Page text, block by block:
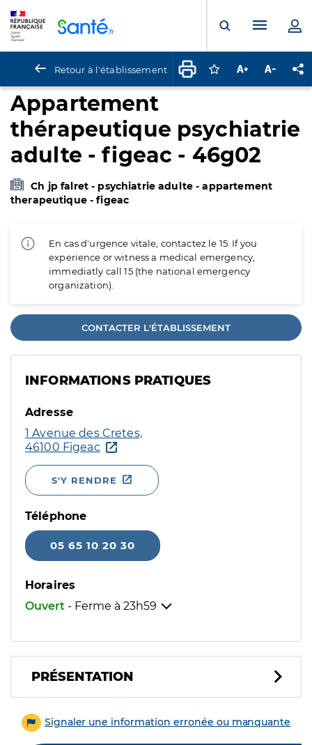
Ouvrir laMenu
Retour à l'établissement Connectez-vous
Augmenter la
Appartement
thérapeutique psychiatrie
adulte - figeac - 46g02
Ch jp falret - psychiatrie adulte - appartement
therapeutique - figeac
En cas d'urgence vitale, contactez le 15. If you
experience or witness a medical emergency,
immediatly call 15 (the national emergency
organization).
CONTACTER L'ÉTABLISSEMENT
INFORMATIONS PRATIQUES
Adresse
1 Avenue des Cretes,
46100 Figeac
S'Y RENDRE
Téléphone
05 65 10 20 30
Horaires
Ouvert - Ferme à 23h59
PRÉSENTATION
Signaler une information erronée ou manquante